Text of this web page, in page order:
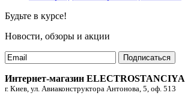
Будьте в курсе!
Новости, обзоры и акции
Подписаться
Интернет-магазин ELECTROSTANCIYA
г. Киев, ул. Авиаконструктора Антонова, 5, оф. 513